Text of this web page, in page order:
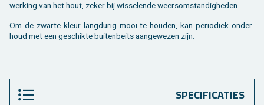
wer­king van het hout, zeker bij wis­se­len­de weers­om­stan­dig­he­den.
Om de zwar­te kleur lang­du­rig mooi te hou­den, kan pe­ri­o­diek on­der­
houd met een ge­schik­te bui­ten­beits aan­ge­we­zen zijn.
SPECIFICATIES